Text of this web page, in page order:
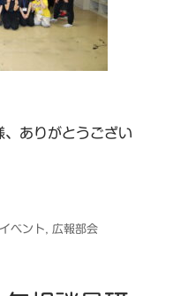
、ありがとうござい
カ
イベント, 広報部会